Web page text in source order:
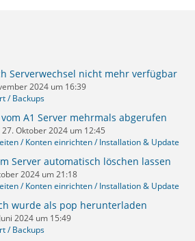
Serverwechsel nicht mehr verfügbar
2024 um 16:39
/ Backups
A1 Server mehrmals abgerufen
27. Oktober 2024 um 12:45
/ Konten einrichten / Installation & Update
Server automatisch löschen lassen
2024 um 21:18
/ Konten einrichten / Installation & Update
wurde als pop herunterladen
2024 um 15:49
/ Backups